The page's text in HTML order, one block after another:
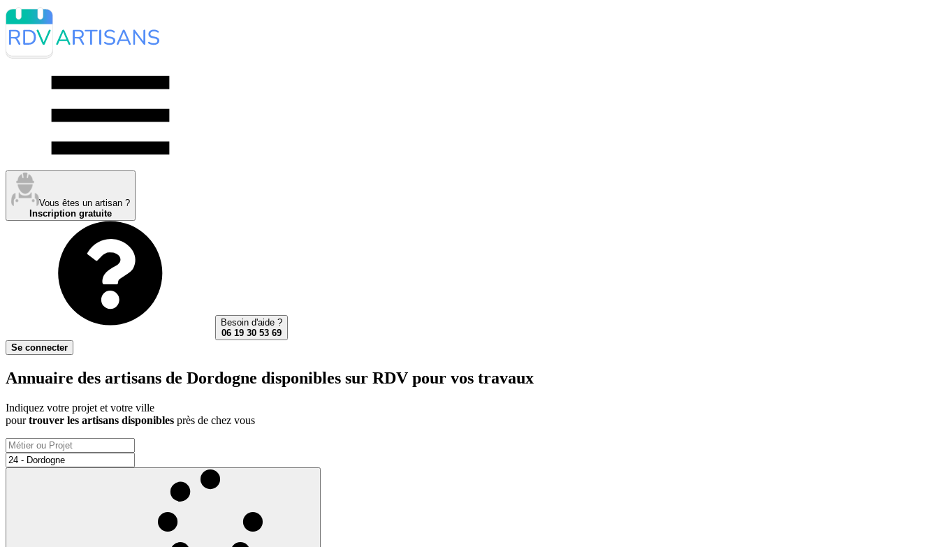
Vous êtes un artisan ?
Inscription gratuite
Besoin d'aide ?
06 19 30 53 69
Se connecter
Annuaire des artisans de Dordogne disponibles sur RDV pour vos travaux
Indiquez votre projet et votre ville
pourtrouver les artisans disponibles près de chez vous